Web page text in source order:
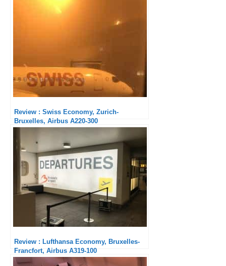
Review : Swiss Economy, Zurich-
Bruxelles, Airbus A220-300
Review : Lufthansa Economy, Bruxelles-
Francfort, Airbus A319-100